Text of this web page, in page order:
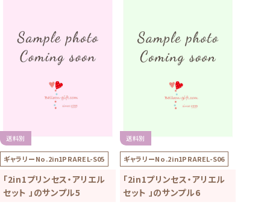
送料別
ギャラリーNo.2in1PRAREL-S05
「2in1プリンセス・アリエル
セット 」のサンプル5
送料別
ギャラリーNo.2in1PRAREL-S06
「2in1プリンセス・アリエル
セット 」のサンプル6